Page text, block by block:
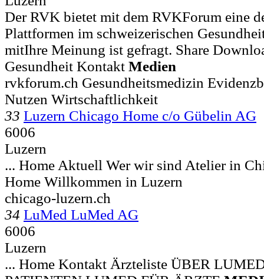
Der RVK bietet mit dem RVKForum eine
Plattformen im schweizerischen
mitIhre Meinung ist gefragt. Share
Gesundheit Kontakt Medien
rvkforum.ch Gesundheitsmedizin
Nutzen Wirtschaftlichkeit
33 Luzern Chicago Home c/o Gübelin AG
6006
Luzern
... Home Aktuell Wer wir sind Atelier in
Home Willkommen in Luzern
chicago-luzern.ch
34 LuMed LuMed AG
6006
Luzern
... Home Kontakt Ärzteliste ÜBER